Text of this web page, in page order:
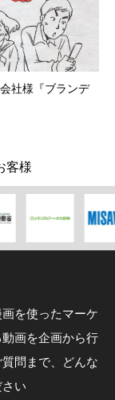
社様『ブランデ
客様
を使ったマーケ
画を企画から行
問まで、どんな
い